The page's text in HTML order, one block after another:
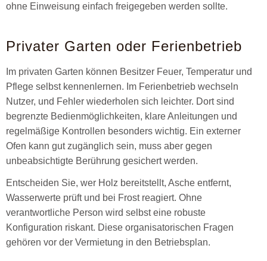
ohne Einweisung einfach freigegeben werden sollte.
Privater Garten oder Ferienbetrieb
Im privaten Garten können Besitzer Feuer, Temperatur und
Pflege selbst kennenlernen. Im Ferienbetrieb wechseln
Nutzer, und Fehler wiederholen sich leichter. Dort sind
begrenzte Bedienmöglichkeiten, klare Anleitungen und
regelmäßige Kontrollen besonders wichtig. Ein externer
Ofen kann gut zugänglich sein, muss aber gegen
unbeabsichtigte Berührung gesichert werden.
Entscheiden Sie, wer Holz bereitstellt, Asche entfernt,
Wasserwerte prüft und bei Frost reagiert. Ohne
verantwortliche Person wird selbst eine robuste
Konfiguration riskant. Diese organisatorischen Fragen
gehören vor der Vermietung in den Betriebsplan.